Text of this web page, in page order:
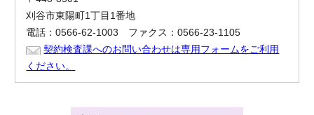
刈谷市東陽町1丁目1番地
電話：0566-62-1003 ファクス：0566-23-1105
契約検査課へのお問い合わせは専用フォームをご利用
ください。